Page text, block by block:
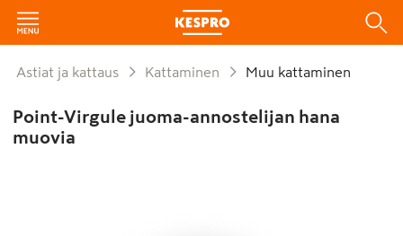
Astiat ja kattaus Kattaminen Muu kattaminen
Point-Virgule juoma-annostelijan hana
muovia